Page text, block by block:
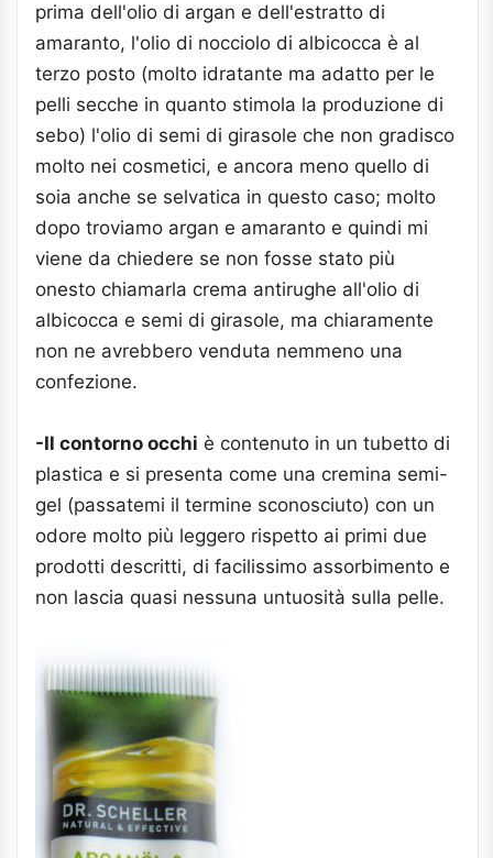
prima dell'olio di argan e dell'estratto di
amaranto, l'olio di nocciolo di albicocca è al
terzo posto (molto idratante ma adatto per le
pelli secche in quanto stimola la produzione di
sebo) l'olio di semi di girasole che non gradisco
molto nei cosmetici, e ancora meno quello di
soia anche se selvatica in questo caso; molto
dopo troviamo argan e amaranto e quindi mi
viene da chiedere se non fosse stato più
onesto chiamarla crema antirughe all'olio di
albicocca e semi di girasole, ma chiaramente
non ne avrebbero venduta nemmeno una
confezione.
-Il contorno occhi è contenuto in un tubetto di
plastica e si presenta come una cremina semi-
gel (passatemi il termine sconosciuto) con un
odore molto più leggero rispetto ai primi due
prodotti descritti, di facilissimo assorbimento e
non lascia quasi nessuna untuosità sulla pelle.